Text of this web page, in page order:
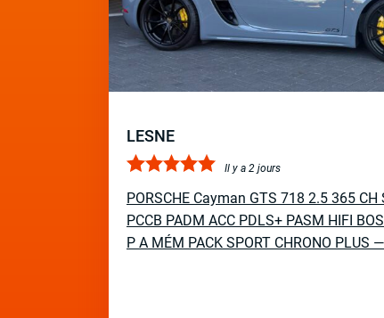
LESNE
Il y a 2 jours
PORSCHE Cayman GTS 718 2.5 365 CH
PCCB PADM ACC PDLS+ PASM HIFI
P A MÉM PACK SPORT CHRONO PLUS